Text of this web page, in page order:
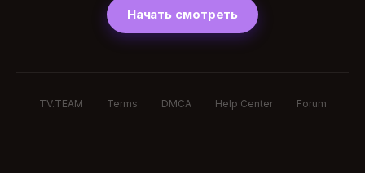
Начать смотреть
TV.TEAM Terms DMCA Help Center Forum